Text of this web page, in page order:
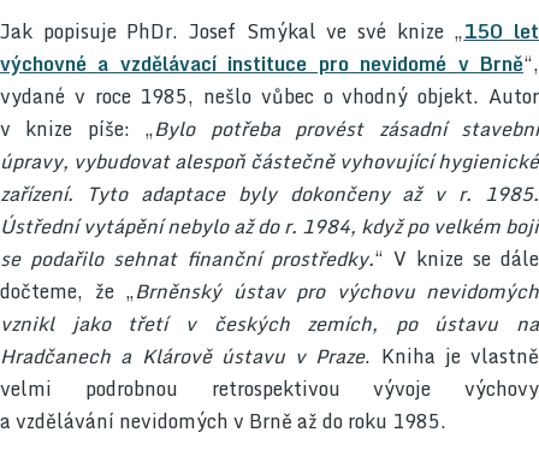
Jak popisuje PhDr. Josef Smýkal ve své knize „150 let
výchovné a vzdělávací instituce pro nevidomé v Brně“,
vydané v roce 1985, nešlo vůbec o vhodný objekt. Autor
v knize píše: „Bylo potřeba provést zásadní stavební
úpravy, vybudovat alespoň částečně vyhovující hygienické
zařízení. Tyto adaptace byly dokončeny až v r. 1985.
Ústřední vytápění nebylo až do r. 1984, když po velkém boji
se podařilo sehnat finanční prostředky.“ V knize se dále
dočteme, že „Brněnský ústav pro výchovu nevidomých
vznikl jako třetí v českých zemích, po ústavu na
Hradčanech a Klárově ústavu v Praze. Kniha je vlastně
velmi podrobnou retrospektivou vývoje výchovy
a vzdělávání nevidomých v Brně až do roku 1985.